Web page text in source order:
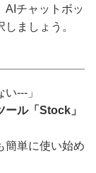
AIチャットボッ
ましょう。
---」
ル「Stock」
簡単に使い始め